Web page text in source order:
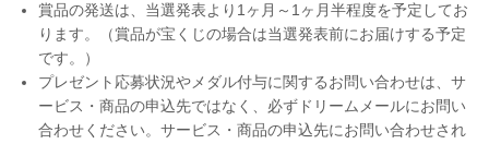
賞品の発送は、当選発表より1ヶ月～1ヶ月半程度を予定してお
ります。（賞品が宝くじの場合は当選発表前にお届けする予定
です。）
プレゼント応募状況やメダル付与に関するお問い合わせは、サ
ービス・商品の申込先ではなく、必ずドリームメールにお問い
合わせください。サービス・商品の申込先にお問い合わせされ